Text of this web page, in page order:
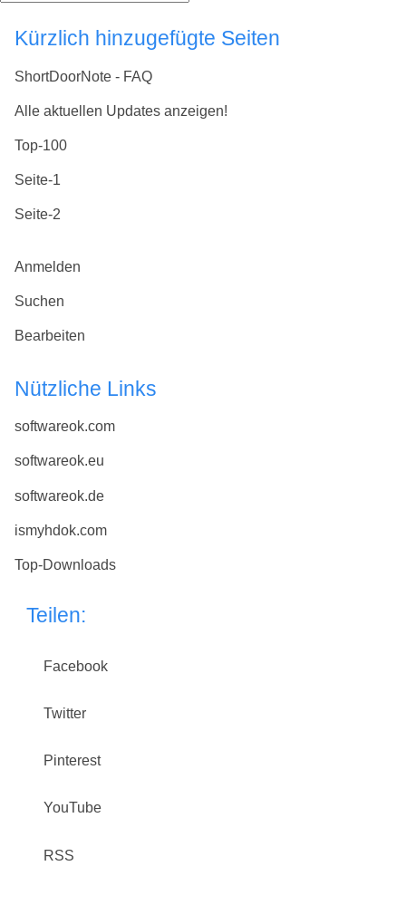
Kürzlich hinzugefügte Seiten
ShortDoorNote - FAQ
Alle aktuellen Updates anzeigen!
Top-100
Seite-1
Seite-2
Anmelden
Suchen
Bearbeiten
Nützliche Links
softwareok.com
softwareok.eu
softwareok.de
ismyhdok.com
Top-Downloads
Teilen:
Facebook
Twitter
Pinterest
YouTube
RSS